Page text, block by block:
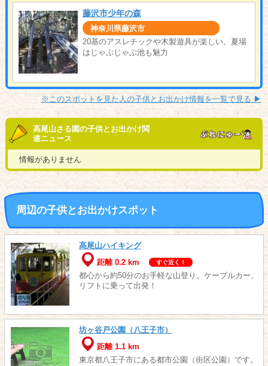
藤沢市少年の森
神奈川県藤沢市
20基のアスレチックや木製遊具が楽しい。夏場
はじゃぶじゃぶ池も魅力
※このスポットを見た人の子供とお出かけ情報を一覧で見る ▶︎
高尾山さる園の子供とお出かけ関
連ニュース
情報がありません
周辺の子供とお出かけスポット
高尾山ハイキング
距離 0.2 km
すぐ近く！
都心から約50分のお手軽な山登り。ケーブルカー、
リフトに乗って出発！
坊ヶ谷戸公園（八王子市）
距離 1.1 km
東京都八王子市にある都市公園（街区公園）です。